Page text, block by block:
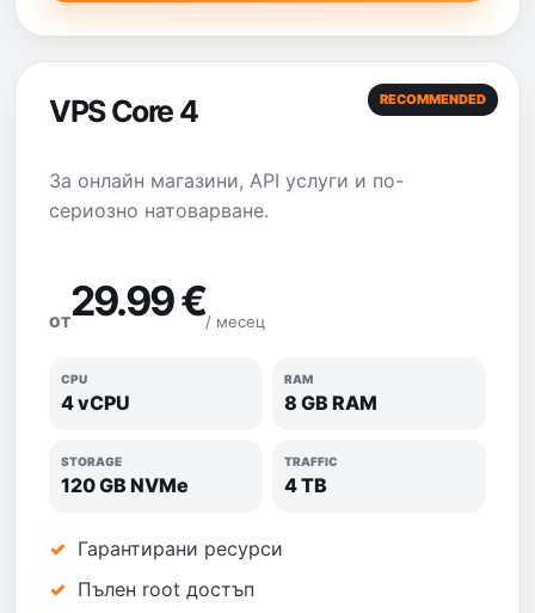
RECOMMENDED
VPS Core 4
За онлайн магазини, API услуги и по-
сериозно натоварване.
ОТ29.99 €/ месец
CPU
4 vCPU
RAM
8 GB RAM
STORAGE
120 GB NVMe
TRAFFIC
4 TB
Гарантирани ресурси
Пълен root достъп